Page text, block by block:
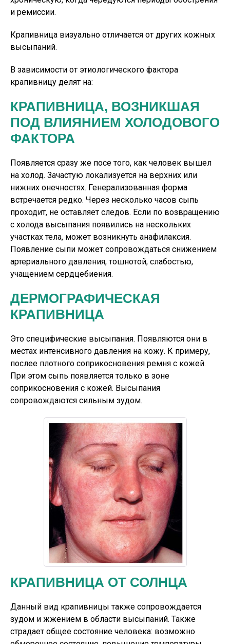
и ремиссии.
Крапивница визуально отличается от других кожных
высыпаний.
В зависимости от этиологического фактора
крапивницу делят на:
КРАПИВНИЦА, ВОЗНИКШАЯ
ПОД ВЛИЯНИЕМ ХОЛОДОВОГО
ФАКТОРА
Появляется сразу же посе того, как человек вышел
на холод. Зачастую локализуется на верхних или
нижних онечностях. Генерализованная форма
встречается редко. Через несколько часов сыпь
проходит, не оставляет следов. Если по возвращению
с холода высыпания появились на нескольких
участках тела, может возникнуть анафилаксия.
Появление сыпи может сопровождаться снижением
артериального давления, тошнотой, слабостью,
учащением сердцебиения.
ДЕРМОГРАФИЧЕСКАЯ
КРАПИВНИЦА
Это специфические высыпания. Появляются они в
местах интенсивного давления на кожу. К примеру,
послее плотного соприкосновения ремня с кожей.
При этом сыпь появляется только в зоне
соприкосновения с кожей. Высыпания
сопровождаются сильным зудом.
КРАПИВНИЦА ОТ СОЛНЦА
Данный вид крапивницы также сопровождается
зудом и жжением в области высыпаний. Также
страдает общее состояние человека: возможно